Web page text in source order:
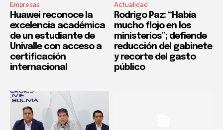
Empresas
Huawei reconoce la
excelencia académica
de un estudiante de
Univalle con acceso a
certificación
internacional
Actualidad
Rodrigo Paz: “Había
mucho flojo en los
ministerios”; defiende
reducción del gabinete
y recorte del gasto
público